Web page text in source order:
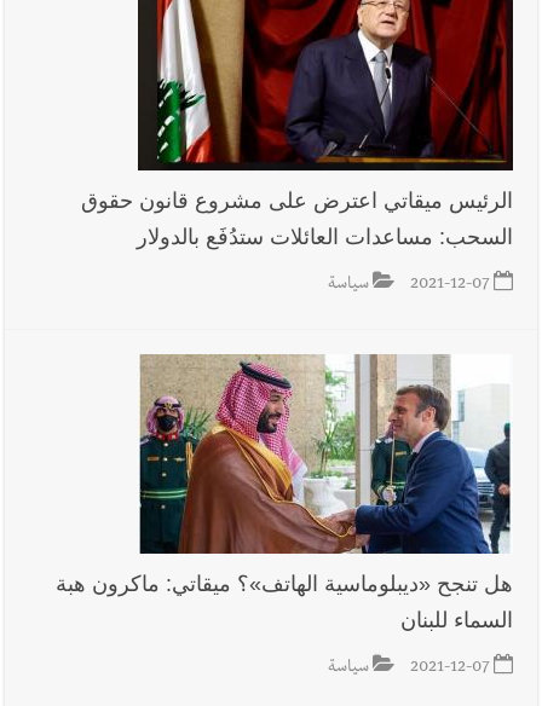
أخبار صيدا
بالصور : النائب أسامة سعد يسستقبل عامر معطي
وغسان دالي بلطه في الذكرى الرابعة والعشرين لغياب مصطفى
معروف سعد والنقيب في أمن الدولة أحمد حسين في زيارة تعارف
أخبار لبنان
بهية الحريري تقدم بإسم الرئيس سعد الحريري التعازي
بوفاة الراحل ميشال معلولي
أخبار لبنان الجيش اللبناني : إصابة أحد العسكريين بجروح طفيفة
نتيجة استهداف إسرائيلي معادٍ لجرافة للجيش في بلدة المنصوري -
صور
أخبار لبنان
مسيّرة أسرائيلية القت قنبلة صوتية باتجاه جرافة للجيش
اللبناني خلال عملها في المنصوري ومعلومات أولية عن اصابة أحد
العسكريين
بسام طليس : نرفض فرض ضريبة جديدة على
الرئيس ميقاتي اعترض على مشروع قانون حقوق
السحب: مساعدات العائلات ستدُفَع بالدولار
2021-12-07 سياسة
هل تنجح «ديبلوماسية الهاتف»؟ ميقاتي: ماكرون هبة
السماء للبنان
2021-12-07 سياسة